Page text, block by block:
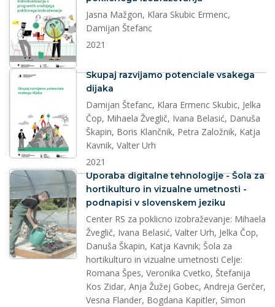
Jasna Mažgon, Klara Skubic Ermenc,
Damijan Štefanc
2021
dokument
Skupaj razvijamo potenciale vsakega
dijaka
Damijan Štefanc, Klara Ermenc Skubic, Jelka
Čop, Mihaela Žveglič, Ivana Belasić, Danuša
Škapin, Boris Klančnik, Petra Založnik, Katja
Kavnik, Valter Urh
2021
splet
Uporaba digitalne tehnologije - Šola za
hortikulturo in vizualne umetnosti -
podnapisi v slovenskem jeziku
Center RS za poklicno izobraževanje: Mihaela
Žveglič, Ivana Belasić, Valter Urh, Jelka Čop,
Danuša Škapin, Katja Kavnik; Šola za
hortikulturo in vizualne umetnosti Celje:
Romana Špes, Veronika Cvetko, Štefanija
Kos Zidar, Anja Žužej Gobec, Andreja Gerčer,
Vesna Flander, Bogdana Kapitler, Simon